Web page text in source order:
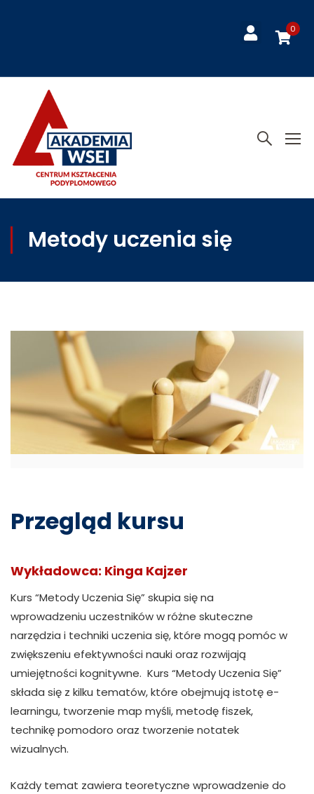
0
Metody uczenia się
Przegląd kursu
Wykładowca: Kinga Kajzer
Kurs “Metody Uczenia Się” skupia się na
wprowadzeniu uczestników w różne skuteczne
narzędzia i techniki uczenia się, które mogą pomóc w
zwiększeniu efektywności nauki oraz rozwijają
umiejętności kognitywne. Kurs “Metody Uczenia Się”
składa się z kilku tematów, które obejmują istotę e-
learningu, tworzenie map myśli, metodę fiszek,
technikę pomodoro oraz tworzenie notatek
wizualnych.
Każdy temat zawiera teoretyczne wprowadzenie do